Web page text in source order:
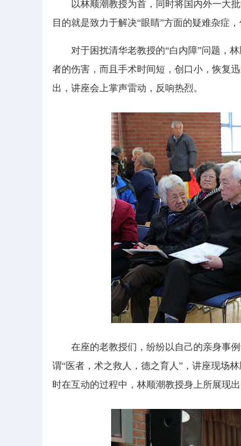
以林顺潮教授为首，同时将国内外一大批
目的就是致力于解决“眼睛”方面的疑难杂症
对于困扰清华老教授的“白内障”问题，林
者的伤害，而且手术时间短，创口小，恢复
出，讲座会上掌声雷动，反响热烈。
在座的老教授们，纷纷以自己的亲身事例
谓“医者，术之救人，德之育人”，讲座现场
时在互动的过程中，林顺潮教授身上所展现